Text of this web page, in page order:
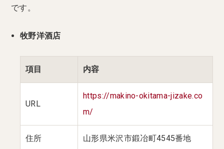
です。
牧野洋酒店
項目 内容
URL
https://makino-okitama-jizake.co
m/
住所 山形県米沢市鍛冶町4545番地